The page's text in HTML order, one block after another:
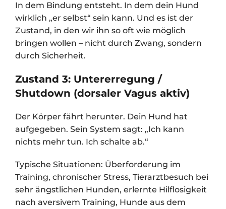
In dem Bindung entsteht. In dem dein Hund
wirklich „er selbst“ sein kann. Und es ist der
Zustand, in den wir ihn so oft wie möglich
bringen wollen – nicht durch Zwang, sondern
durch Sicherheit.
Zustand 3: Untererregung /
Shutdown (dorsaler Vagus aktiv)
Der Körper fährt herunter. Dein Hund hat
aufgegeben. Sein System sagt: „Ich kann
nichts mehr tun. Ich schalte ab.“
Typische Situationen: Überforderung im
Training, chronischer Stress, Tierarztbesuch bei
sehr ängstlichen Hunden, erlernte Hilflosigkeit
nach aversivem Training, Hunde aus dem